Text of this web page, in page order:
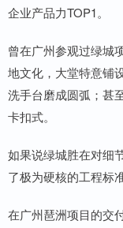
企业产品力TOP1。
曾在广州参观过绿城
地文化，大堂特意铺
洗手台磨成圆弧；甚
卡扣式。
如果说绿城胜在对细
了极为硬核的工程标准
在广州琶洲项目的交